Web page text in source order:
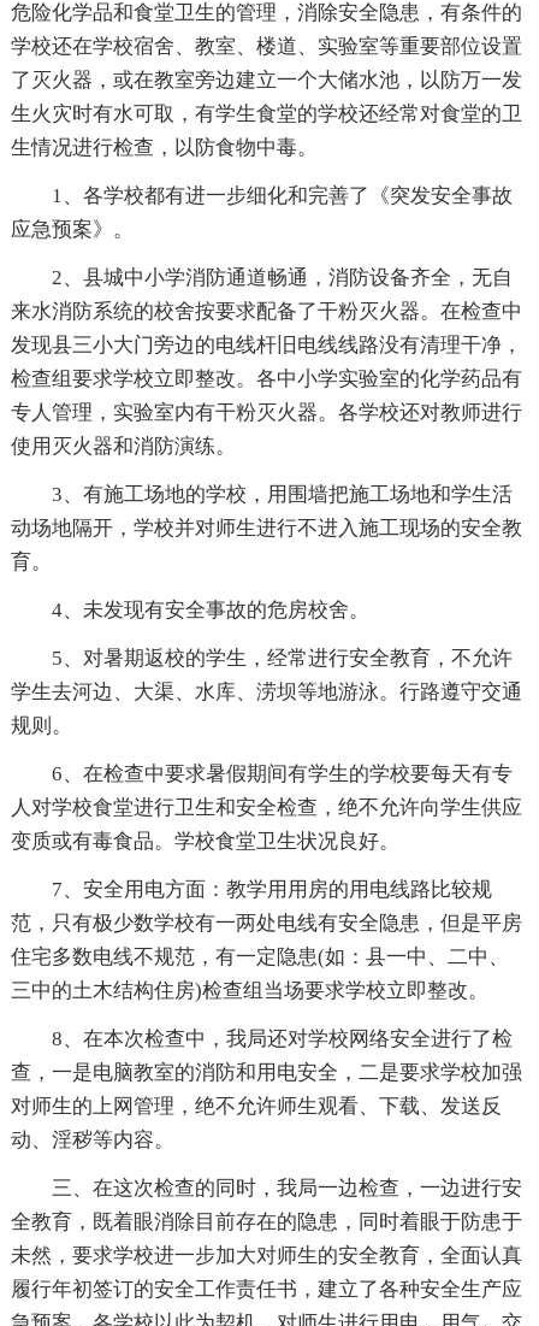
危险化学品和食堂卫生的管理，消除安全隐患，有条件的
学校还在学校宿舍、教室、楼道、实验室等重要部位设置
了灭火器，或在教室旁边建立一个大储水池，以防万一发
生火灾时有水可取，有学生食堂的学校还经常对食堂的卫
生情况进行检查，以防食物中毒。
1、各学校都有进一步细化和完善了《突发安全事故
应急预案》。
2、县城中小学消防通道畅通，消防设备齐全，无自
来水消防系统的校舍按要求配备了干粉灭火器。在检查中
发现县三小大门旁边的电线杆旧电线线路没有清理干净，
检查组要求学校立即整改。各中小学实验室的化学药品有
专人管理，实验室内有干粉灭火器。各学校还对教师进行
使用灭火器和消防演练。
3、有施工场地的学校，用围墙把施工场地和学生活
动场地隔开，学校并对师生进行不进入施工现场的安全教
育。
4、未发现有安全事故的危房校舍。
5、对暑期返校的学生，经常进行安全教育，不允许
学生去河边、大渠、水库、涝坝等地游泳。行路遵守交通
规则。
6、在检查中要求暑假期间有学生的学校要每天有专
人对学校食堂进行卫生和安全检查，绝不允许向学生供应
变质或有毒食品。学校食堂卫生状况良好。
7、安全用电方面：教学用用房的用电线路比较规
范，只有极少数学校有一两处电线有安全隐患，但是平房
住宅多数电线不规范，有一定隐患(如：县一中、二中、
三中的土木结构住房)检查组当场要求学校立即整改。
8、在本次检查中，我局还对学校网络安全进行了检
查，一是电脑教室的消防和用电安全，二是要求学校加强
对师生的上网管理，绝不允许师生观看、下载、发送反
动、淫秽等内容。
三、在这次检查的同时，我局一边检查，一边进行安
全教育，既着眼消除目前存在的隐患，同时着眼于防患于
未然，要求学校进一步加大对师生的安全教育，全面认真
履行年初签订的安全工作责任书，建立了各种安全生产应